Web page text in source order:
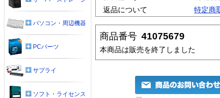
返品について
特定商
商品番号 41075679
本商品は販売を終了しました
パソコン・周辺機器
PCパーツ
サプライ
ソフト・ライセンス